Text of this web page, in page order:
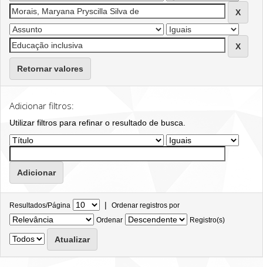
Retornar valores
Adicionar filtros:
Utilizar filtros para refinar o resultado de busca.
Resultados/Página | Ordenar registros por
Ordenar
Registro(s)